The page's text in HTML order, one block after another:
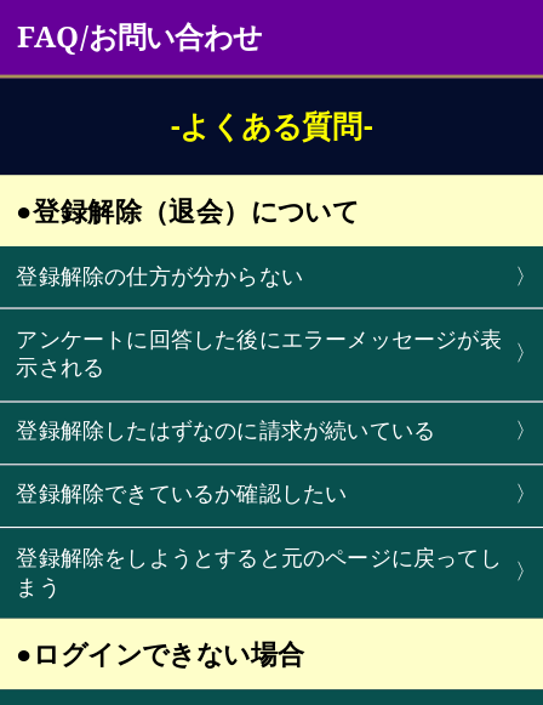
FAQ/お問い合わせ
-よくある質問-
●登録解除（退会）について
登録解除の仕方が分からない 〉
アンケートに回答した後にエラーメッセージが表
示される
〉
登録解除したはずなのに請求が続いている 〉
登録解除できているか確認したい 〉
登録解除をしようとすると元のページに戻ってし
まう
〉
●ログインできない場合